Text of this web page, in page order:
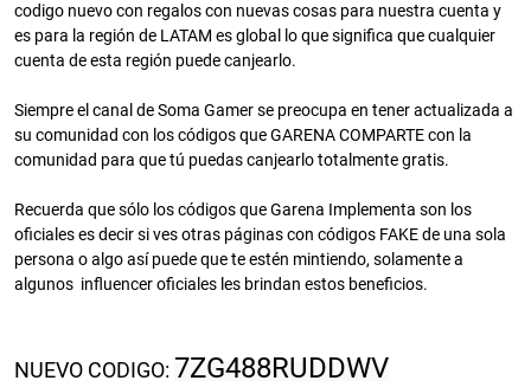
codigo nuevo con regalos con nuevas cosas para nuestra cuenta y
es para la región de LATAM es global lo que significa que cualquier
cuenta de esta región puede canjearlo.
Siempre el canal de Soma Gamer se preocupa en tener actualizada a
su comunidad con los códigos que GARENA COMPARTE con la
comunidad para que tú puedas canjearlo totalmente gratis.
Recuerda que sólo los códigos que Garena Implementa son los
oficiales es decir si ves otras páginas con códigos FAKE de una sola
persona o algo así puede que te estén mintiendo, solamente a
algunos influencer oficiales les brindan estos beneficios.
NUEVO CODIGO: 7ZG488RUDDWV